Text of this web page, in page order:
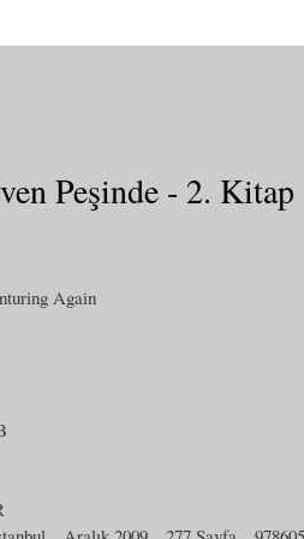
Peşinde - 2. Kitap
Again